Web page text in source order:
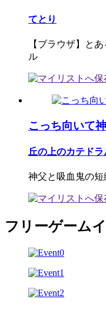
てとり
【ブラウザ】と
ル
こっち向いて
丘の上のカテドラ
神父と吸血鬼の
フリーゲーム